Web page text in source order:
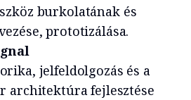
burkolatának és
prototizálása.
jelfeldolgozás és a
architektúra fejlesztése